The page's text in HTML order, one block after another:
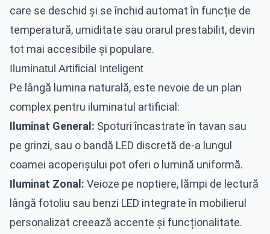
care se deschid și se închid automat în funcție de
temperatură, umiditate sau orarul prestabilit, devin
tot mai accesibile și populare.
Iluminatul Artificial Inteligent
Pe lângă lumina naturală, este nevoie de un plan
complex pentru iluminatul artificial:
Iluminat General: Spoturi încastrate în tavan sau
pe grinzi, sau o bandă LED discretă de-a lungul
coamei acoperișului pot oferi o lumină uniformă.
Iluminat Zonal: Veioze pe noptiere, lămpi de lectură
lângă fotoliu sau benzi LED integrate în mobilierul
personalizat creează accente și funcționalitate.